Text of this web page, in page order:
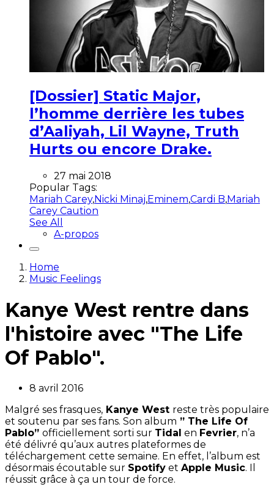
[Dossier] Static Major,
l’homme derrière les tubes
d’Aaliyah, Lil Wayne, Truth
Hurts ou encore Drake.
27 mai 2018
Popular Tags:
Mariah Carey,Nicki Minaj,Eminem,Cardi B,Mariah
Carey Caution
See All
A-propos
Home
Music Feelings
Kanye West rentre dans
l'histoire avec "The Life
Of Pablo".
8 avril 2016
Malgré ses frasques, Kanye West reste très populaire
et soutenu par ses fans. Son album ” The Life Of
Pablo” officiellement sorti sur Tidal en Fevrier, n’a
été délivré qu’aux autres plateformes de
téléchargement cette semaine. En effet, l’album est
désormais écoutable sur Spotify et Apple Music. Il
réussit grâce à ça un tour de force.